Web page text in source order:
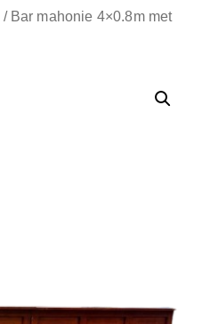
/ Bar mahonie 4×0.8m met